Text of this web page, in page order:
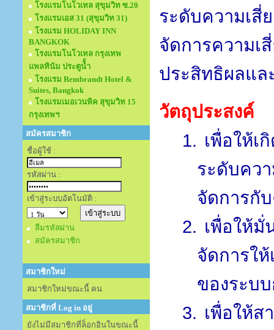
โรงแรมโนโวเทล สุขุมวิท ซ.20
โรงแรมเอส 31 (สุขุมวิท 31)
โรงแรม HOLIDAY INN
BANGKOK
โรงแรมโนโวเทล กรุงเทพ
แพลทินัม ประตูนั้ำ
โรงแรม Rembrandt Hotel &
Suites, Bangkok
โรงแรมเมอเวนพิค สุขุมวิท 15
กรุงเทพฯ
สมัครสมาชิก
ชื่อผู้ใช้ :
รหัสผ่าน :
เข้าสู่ระบบอัตโนมัติ :
ลืมรหัสผ่าน
สมัครสมาชิก
สมาชิกใหม่
สมาชิกใหม่ขณะนี้ คน
สมาชิกที่ Log in อยู่
ยังไม่มีสมาชิกที่ล็อกอินในขณะนี้
ระดับความเสี่
จัดการความเ
ประสิทธิผลแล
วัตถุประสงค์
1. เพื่อให้เ
ระดับคว
จัดการกั
2. เพื่อให้มั่
จัดการใ
ของระบ
3. เพื่อให้ส